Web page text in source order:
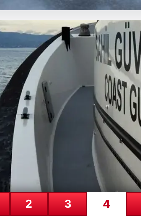
HABERHABERLER 0 YORUM
otluk
“Tunceli’de Otluk Alandan Ormana
2 3 4